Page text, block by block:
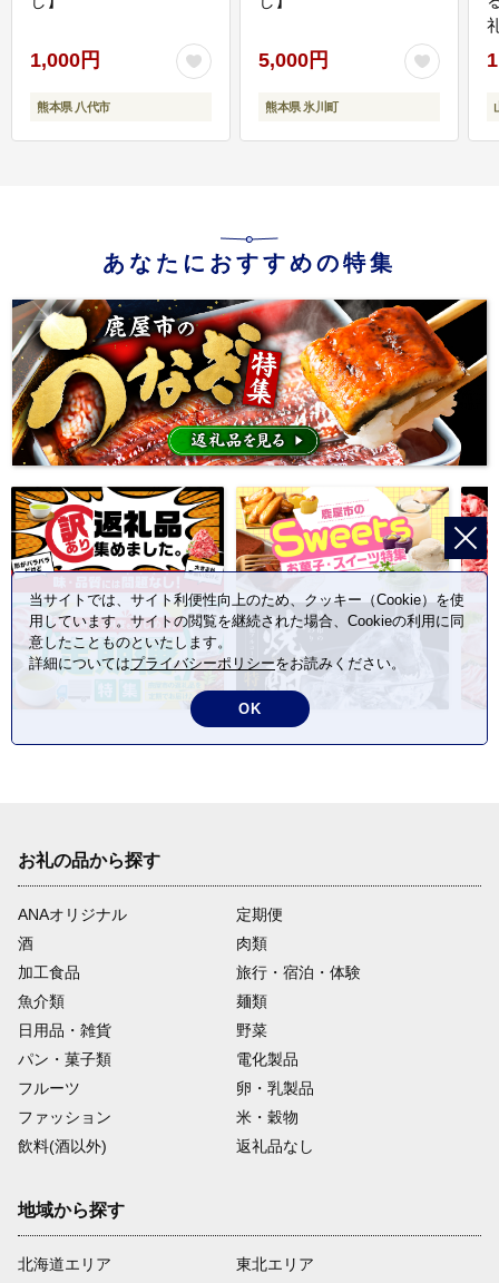
1,000円
熊本県 八代市
5,000円
熊本県 氷川町
あなたにおすすめの特集
お礼の品から探す
ANAオリジナル
定期便
酒
肉類
加工食品
旅行・宿泊・体験
魚介類
麺類
日用品・雑貨
野菜
パン・菓子類
電化製品
フルーツ
卵・乳製品
ファッション
米・穀物
飲料(酒以外)
返礼品なし
地域から探す
北海道エリア
東北エリア
当サイトでは、サイト利便性向上のため、クッキー（Cookie）を使
用しています。サイトの閲覧を継続された場合、Cookieの利用に同
意したことものといたします。
詳細についてはプライバシーポリシーをお読みください。
OK